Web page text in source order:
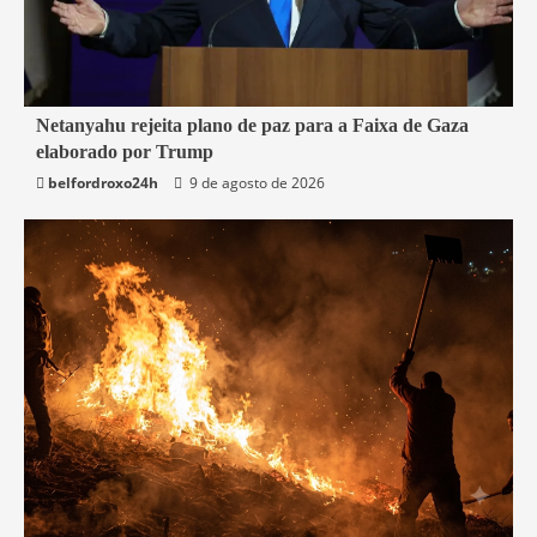
2 min read
Mundo
Netanyahu rejeita plano de paz para a Faixa de Gaza
elaborado por Trump
belfordroxo24h
9 de agosto de 2026